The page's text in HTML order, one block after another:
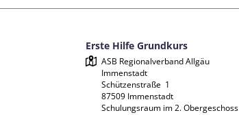
Erste Hilfe Grundkurs
ASB Regionalverband Allgäu
Immenstadt
Schützenstraße  1
87509 Immenstadt
Schulungsraum im 2. Obergeschoss